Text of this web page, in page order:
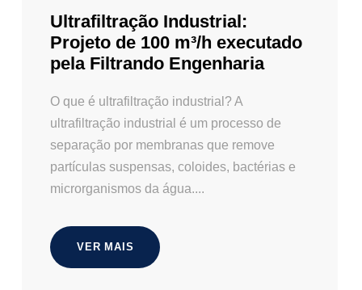
Ultrafiltração Industrial:
Projeto de 100 m³/h executado
pela Filtrando Engenharia
O que é ultrafiltração industrial? A
ultrafiltração industrial é um processo de
separação por membranas que remove
partículas suspensas, coloides, bactérias e
microrganismos da água....
VER MAIS